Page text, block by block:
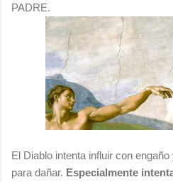
PADRE.
El Diablo intenta influir con
para dañar. Especialmente